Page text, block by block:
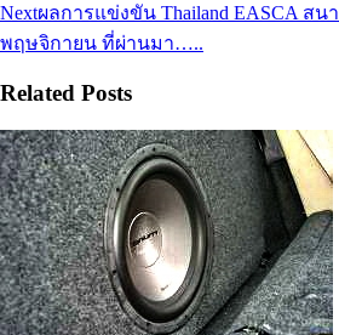
Nextผลการแข่งขัน Thailand EASCA สน
พฤษจิกายน ที่ผ่านมา…..
Related Posts